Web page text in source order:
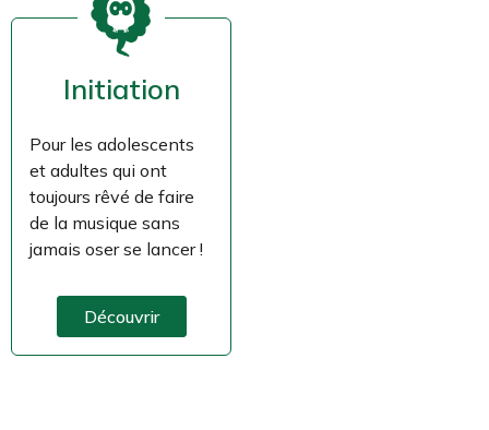
Initiation
Pour les adolescents
et adultes qui ont
toujours rêvé de faire
de la musique sans
jamais oser se lancer !
Découvrir